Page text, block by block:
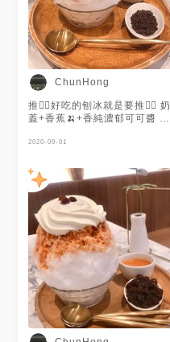
ChunHong
推👍🏻好吃的刨冰就是要推👍🏻 奶
蓋+香蕉🍌+香純濃郁可可醬 還
家的刨冰都不會太甜～ 甜度剛
2020-09-01